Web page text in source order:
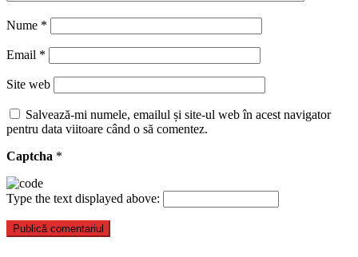
Nume *
Email *
Site web
Salvează-mi numele, emailul și site-ul web în acest navigator
pentru data viitoare când o să comentez.
Captcha *
Type the text displayed above: